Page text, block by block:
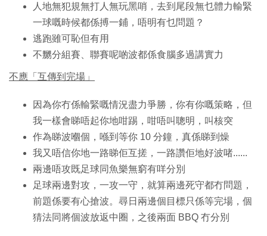
人地無犯規無打人無玩黑哨，去到尾段無乜體力輸緊
一球嘅時候都係搏一鋪，唔明有乜問題？
逃跑雖可恥但有用
不嬲分組賽、聯賽呢啲波都係食腦多過講實力
不應「互傳到完場」
因為你冇係輸緊嘅情況盡力爭勝，你有你嘅策略，但
我一樣會睇唔起你地咁踢，咁唔叫聰明，叫核突
作為睇波嗰個，喺到等你 10 分鐘，真係睇到燥
我又唔信你地一路睇佢互搓，一路讚佢地好波啫......
兩邊唔攻既足球同魚樂無窮有咩分別
足球兩邊對攻，一攻一守，就算兩邊死守都冇問題，
前題係要有心搶波。尋日兩邊個目標只係等完場，個
猜法同將個波放返中圈，之後兩面 BBQ 冇分別